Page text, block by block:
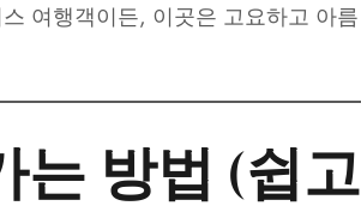
여행객이든, 이곳은 고요하고 아름
는 방법 (쉽고